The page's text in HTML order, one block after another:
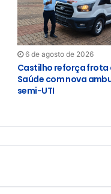
6 de agosto de 2026
Castilho reforça frota
Saúde com nova
semi-UTI